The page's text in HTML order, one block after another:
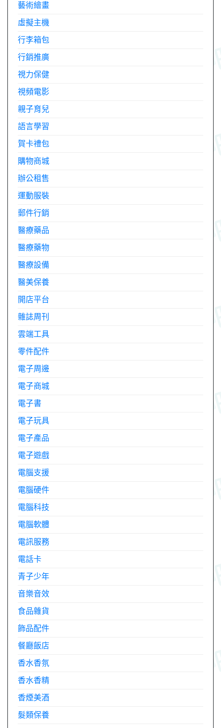
藝術繪畫
虛擬主機
行李箱包
行銷推廣
視力保健
視頻電影
親子育兒
語言學習
賀卡禮包
購物商城
辦公租售
運動服裝
郵件行銷
醫療藥品
醫療藥物
醫療設備
醫美保養
開店平台
雜誌周刊
雲端工具
零件配件
電子周邊
電子商城
電子書
電子玩具
電子產品
電子遊戲
電腦支援
電腦硬件
電腦科技
電腦軟體
電訊服務
電話卡
青子少年
音樂音效
食品雜貨
飾品配件
餐廳飯店
香水香氛
香水香精
香煙美酒
髮類保養